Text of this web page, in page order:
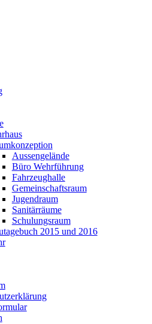
Aussengelände
Büro Wehrführung
Fahrzeughalle
Gemeinschaftsraum
Jugendraum
Sanitärräume
Schulungsraum
2015 und 2016